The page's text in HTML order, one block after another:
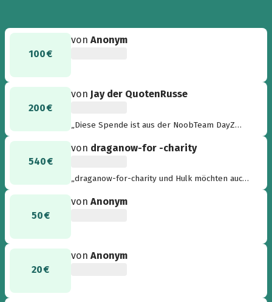
100 €
vonAnonym
200 €
von Jay der QuotenRusse
„Diese Spende ist aus der NoobTeam DayZ
540 €
von draganow-for -charity
„draganow-for-charity und Hulk möchten auch
50 €
vonAnonym
20 €
vonAnonym